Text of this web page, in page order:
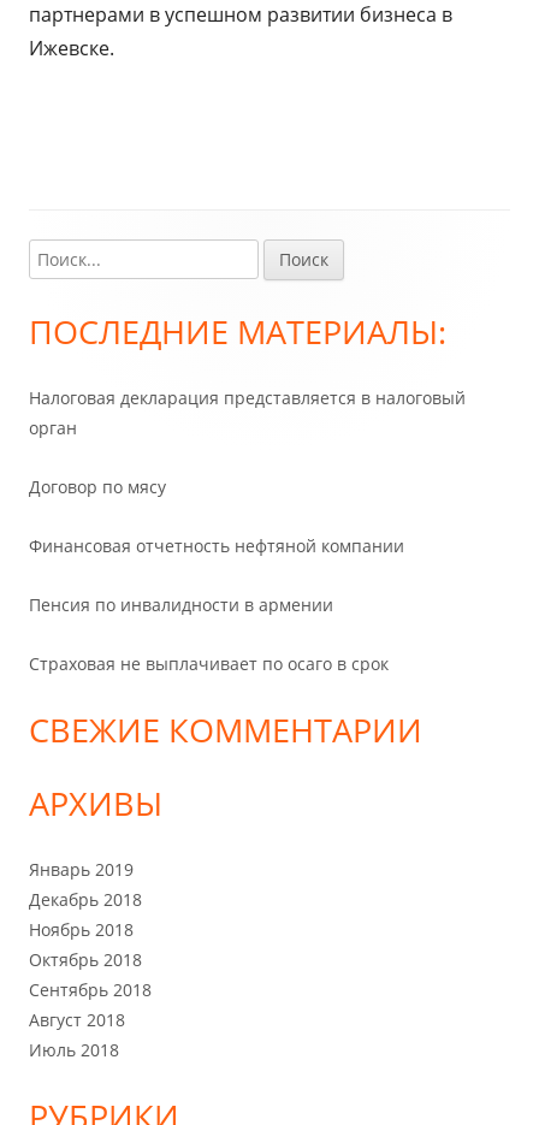
партнерами в успешном развитии бизнеса в
Ижевске.
Главная
боковая
Найти:
ПОСЛЕДНИЕ МАТЕРИАЛЫ:
Налоговая декларация представляется в налоговый
орган
Договор по мясу
Финансовая отчетность нефтяной компании
Пенсия по инвалидности в армении
Страховая не выплачивает по осаго в срок
СВЕЖИЕ КОММЕНТАРИИ
АРХИВЫ
Январь 2019
Декабрь 2018
Ноябрь 2018
Октябрь 2018
Сентябрь 2018
Август 2018
Июль 2018
РУБРИКИ